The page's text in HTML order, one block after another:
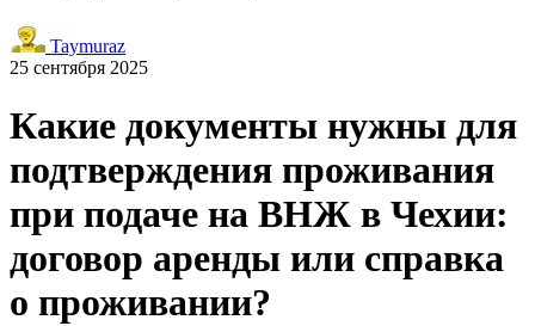
Taymuraz
25 сентября 2025
Какие документы нужны для
подтверждения проживания
при подаче на ВНЖ в Чехии:
договор аренды или справка
о проживании?